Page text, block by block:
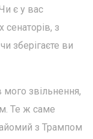
є у вас
сенаторів, з
зберігаєте ви
звільнення,
Те ж саме
з Трампом